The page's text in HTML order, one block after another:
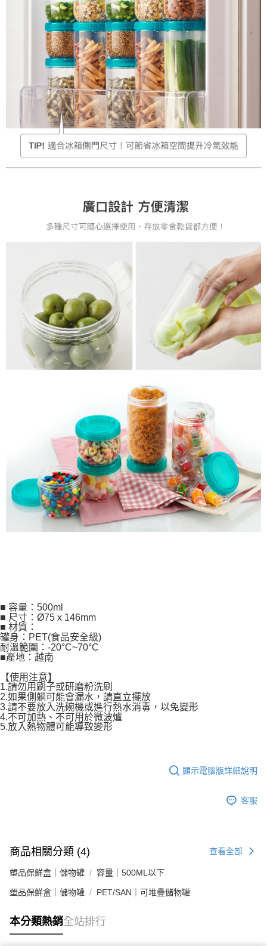
■ 容量：500ml
■ 尺寸：Ø75 x 146mm
■ 材質：
罐身：PET(食品安全級)
耐溫範圍：-20°C~70°C
■產地：越南
【使用注意】
1.請勿用刷子或研磨粉洗刷
2.如果側躺可能會漏水，請直立擺放
3.請不要放入洗碗機或進行熱水消毒，以免變形
4.不可加熱、不可用於微波爐
5.放入熱物體可能導致變形
顯示電腦版詳細說明
客服
商品相關分類 (4) 查看全部
塑品保鮮盒｜儲物罐 容量｜500ML以下
塑品保鮮盒｜儲物罐 PET/SAN｜可堆疊儲物罐
本分類熱銷全站排行